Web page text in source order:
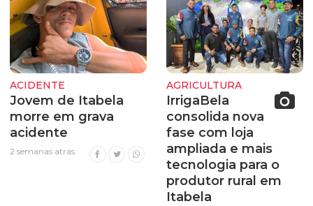
ACIDENTE
Jovem de Itabela
morre em grava
acidente
2 semanas atrás
AGRICULTURA
IrrigaBela
consolida nova
fase com loja
ampliada e mais
tecnologia para o
produtor rural em
Itabela